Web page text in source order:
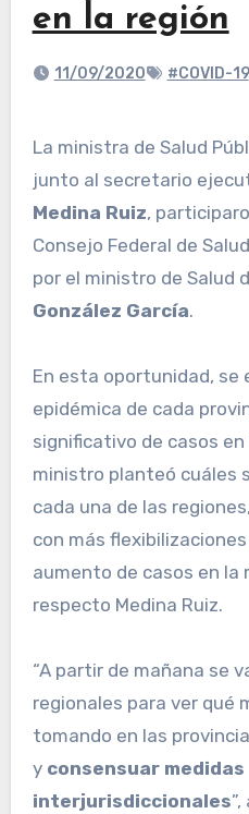
en la región
11/09/2020 #COVID-19
La ministra de Salud
junto al secretario
Medina Ruiz,
Consejo Federal de
por el ministro de Salud
González García.
En esta oportunidad, se
epidémica de cada
significativo de casos en
ministro planteó cuáles
cada una de las
con más
aumento de casos en la
respecto Medina Ruiz.
“A partir de mañana se
regionales para ver qué
tomando en las
y consensuar medidas
interjurisdiccionales